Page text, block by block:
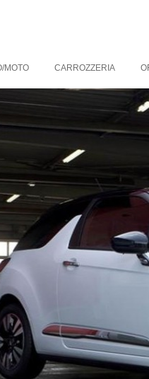
MOTO CARROZZERIA